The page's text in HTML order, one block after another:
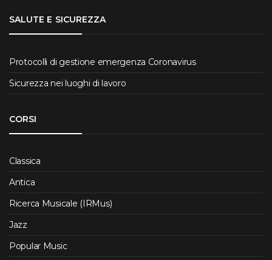
SALUTE E SICUREZZA
Protocolli di gestione emergenza Coronavirus
Sicurezza nei luoghi di lavoro
CORSI
Classica
Antica
Ricerca Musicale (IRMus)
Jazz
Popular Music